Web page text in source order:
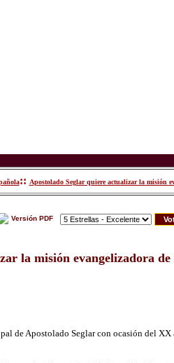
:: Apostolado Seglar quiere actualizar la misión
Versión PDF
la misión evangelizadora de
de Apostolado Seglar con ocasión del